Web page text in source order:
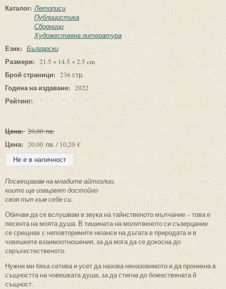
Каталог: Летописи
Публицистика
Сборници
Художествена литература
Език: Български
Размери: 21.5 × 14.5 × 2.5 cm
Брой страници: 236 стр.
Година на издаване: 2022
Рейтинг:
Цена: 20,00 лв.
Цена: 20,00 лв. / 10,20 €
Посвещавам на младите айтозлии,
които ще извървят достойно
своя път към себе си.
Обичам да се вслушвам в звука на тайнственото мълчание – това е
песента на моята душа. В тишината на молитвеното си съзерцание
се срещнах с неповторимите нюанси на дъгата в природата и в
човешките взаимоотношения, за да мога да се докосна до
свръхестественото.
Нужни ми бяха сетива и усет да назова неназовимото и да проникна в
същността на човешката душа, за да стигна до божествената й
същност.